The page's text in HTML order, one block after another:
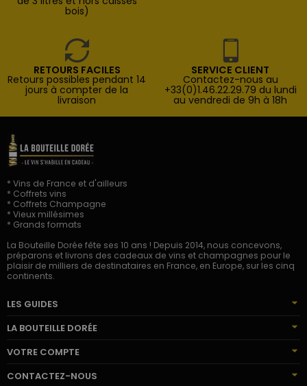
bois)
RETOURS FACILES
Retours possibles pendant 14
jours à compter de la
livraison
SERVICE CLIENT
Contactez-nous au
+33(0)1.46.22.29.79 du lundi
au vendredi de 9h à 18h
* Vins de France et d'ailleurs
* Coffrets vins
* Coffrets Champagne
* Vieux millésimes
* Grands formats
La Bouteille Dorée fête ses 10 ans ! Depuis 2014, nous concevons,
préparons et livrons des cadeaux de vins et champagnes pour le
plaisir de milliers de destinataires en France, en Europe, sur les cinq
continents.
LES GUIDES
LA BOUTEILLE DORÉE
VOTRE COMPTE
CONTACTEZ-NOUS